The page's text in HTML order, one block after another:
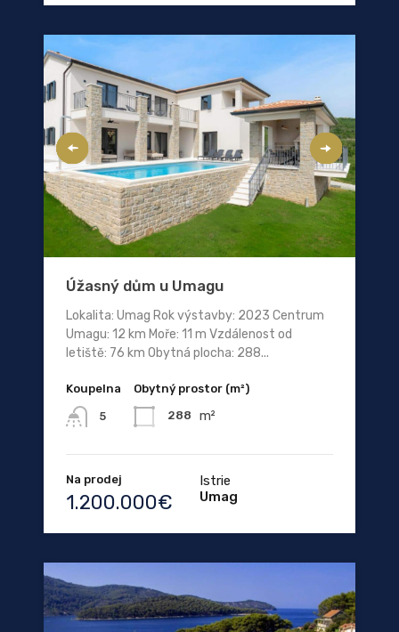
Úžasný dům u Umagu
Lokalita: Umag Rok výstavby: 2023 Centrum
Umagu: 12 km Moře: 11 m Vzdálenost od
letiště: 76 km Obytná plocha: 288...
Koupelna
5
Obytný prostor (m²)
288 m²
Na prodej
1.200.000€
Istrie
Umag